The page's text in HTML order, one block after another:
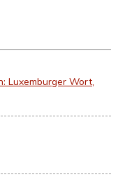
Luxemburger Wort,